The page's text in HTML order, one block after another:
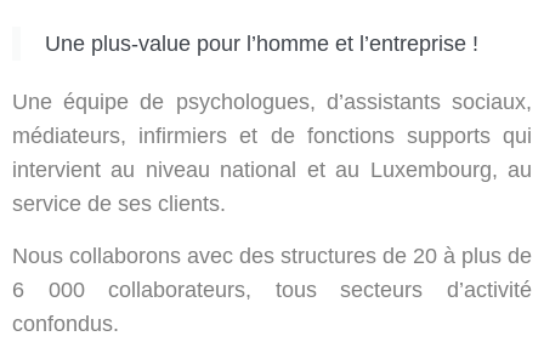
Une plus-value pour l’homme et l’entreprise !
Une équipe de psychologues, d’assistants sociaux,
médiateurs, infirmiers et de fonctions supports qui
intervient au niveau national et au Luxembourg, au
service de ses clients.
Nous collaborons avec des structures de 20 à plus de
6 000 collaborateurs, tous secteurs d’activité
confondus.